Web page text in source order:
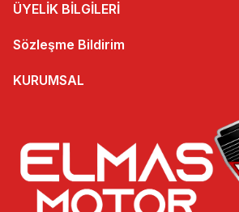
ÜYELİK BİLGİLERİ
Sözleşme Bildirim
KURUMSAL